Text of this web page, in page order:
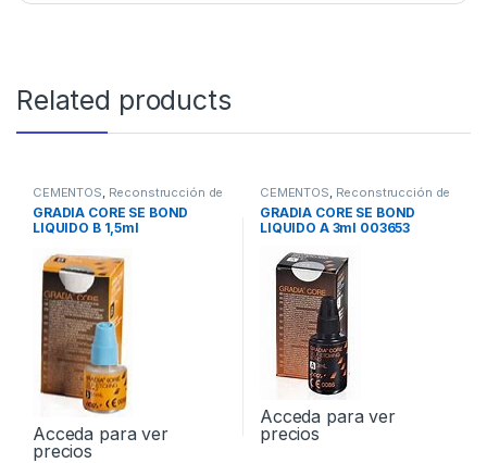
Related products
CEMENTOS Reconstrucción de
GRADIA CORE SE BOND
LIQUIDO B 1,5ml
Acceda para ver
precios
CEMENTOS Reconstrucción de
GRADIA CORE SE BOND
LIQUIDO A 3ml 003653
Acceda para ver
precios